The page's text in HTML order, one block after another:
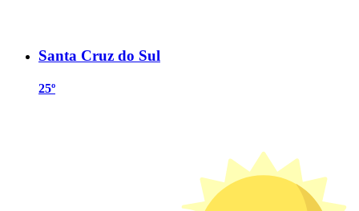
Santa Cruz do Sul
25º